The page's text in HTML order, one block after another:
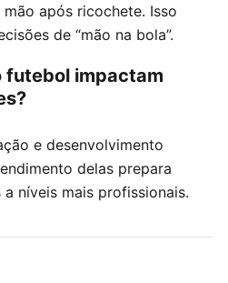
após ricochete. Isso
de “mão na bola”.
futebol impactam
e desenvolvimento
delas prepara
níveis mais profissionais.